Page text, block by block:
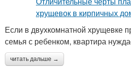
Если в двухкомнатной хрущевке
семья с ребенком, квартира
читать дальше →